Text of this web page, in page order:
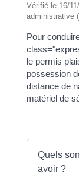
Vérifié le 16/
administrative
Pour
le permis
possession
distance de
matériel de
Quels
avoir ?